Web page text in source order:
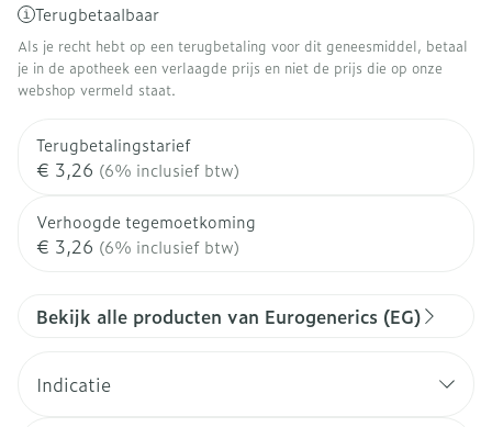
Terugbetaalbaar
Als je recht hebt op een terugbetaling voor dit geneesmiddel, betaal
je in de apotheek een verlaagde prijs en niet de prijs die op onze
webshop vermeld staat.
Terugbetalingstarief
€ 3,26 (6% inclusief btw)
Verhoogde tegemoetkoming
€ 3,26 (6% inclusief btw)
Bekijk alle producten van Eurogenerics (EG)
Indicatie